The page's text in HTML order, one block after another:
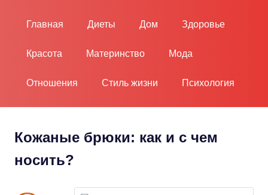
Главная Диеты Дом Здоровье
Красота Материнство Мода
Отношения Стиль жизни Психология
Кожаные брюки: как и с чем
носить?